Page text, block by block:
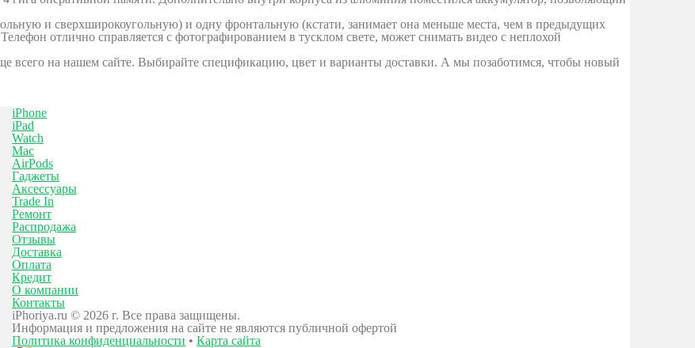
и сверхширокоугольную) и одну фронтальную (кстати, занимает она меньше места, чем в предыдущих
отлично справляется с фотографированием в тусклом свете, может снимать видео с неплохой
всего на нашем сайте. Выбирайте спецификацию, цвет и варианты доставки. А мы позаботимся, чтобы новый
iPhone
iPad
Watch
Mac
AirPods
Гаджеты
Аксессуары
Trade In
Ремонт
Распродажа
Отзывы
Доставка
Оплата
Кредит
О компании
Контакты
iPhoriya.ru © 2026 г. Все права защищены.
Информация и предложения на сайте не являются публичной офертой
Политика конфиденциальности • Карта сайта